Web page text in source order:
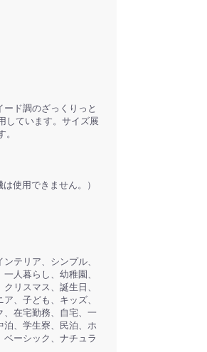
ド調のざっくりっと
しています。サイズ展
使用できません。）
テリア、シンプル、
人暮らし、幼稚園、
リスマス、誕生日、
、子ども、キッズ、
、在宅勤務、自宅、一
泊、学生寮、民泊、ホ
ーシック、ナチュラ